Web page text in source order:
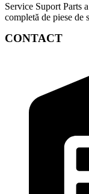
Service Suport Parts
completă de piese de
CONTACT